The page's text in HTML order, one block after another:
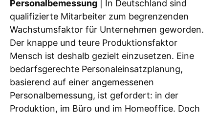
Personalbemessung | In Deutschland sind
qualifizierte Mitarbeiter zum begrenzenden
Wachstumsfaktor für Unternehmen geworden.
Der knappe und teure Produktionsfaktor
Mensch ist deshalb gezielt einzusetzen. Eine
bedarfsgerechte Personaleinsatzplanung,
basierend auf einer angemessenen
Personalbemessung, ist gefordert: in der
Produktion, im Büro und im Homeoffice. Doch